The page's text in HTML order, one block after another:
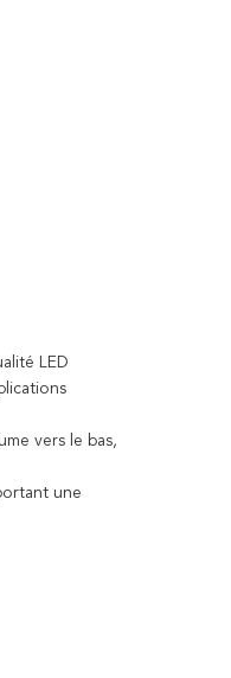
LED
vers le bas,
une